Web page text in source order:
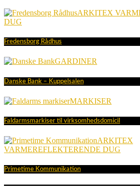
ARKITEX
DUG
Fredensborg Rådhus
GARDINER
Danske Bank – Kuppelsalen
MARKISER
Faldarmsmarkiser til virksomhedsdomicil
ARKITEX
VARMEREFLEKTERENDE DUG
Primetime Kommunikation